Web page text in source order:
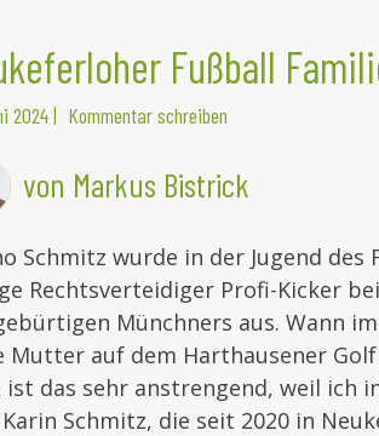
Fußball
2024| Kommentar schreiben
von Markus Bistrick
Schmitz wurde in der Jugend des
Rechtsverteidiger Profi-Kicker
Münchners aus. Wann
Mutter auf dem Harthausener
ist das sehr anstrengend, weil ich
Schmitz, die seit 2020 in